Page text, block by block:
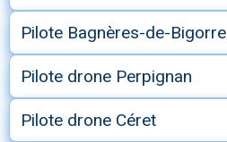
Pilote Bagnères-de-Bigorre
Pilote drone Perpignan
Pilote drone Céret